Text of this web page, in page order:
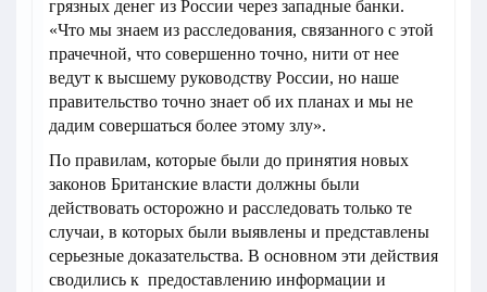
грязных денег из России через западные банки.
«Что мы знаем из расследования, связанного с этой
прачечной, что совершенно точно, нити от нее
ведут к высшему руководству России, но наше
правительство точно знает об их планах и мы не
дадим совершаться более этому злу».
По правилам, которые были до принятия новых
законов Британские власти должны были
действовать осторожно и расследовать только те
случаи, в которых были выявлены и представлены
серьезные доказательства. В основном эти действия
сводились к предоставлению информации и